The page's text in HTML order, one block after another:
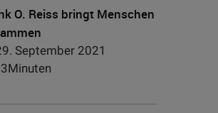
O. Reiss bringt Menschen
September 2021